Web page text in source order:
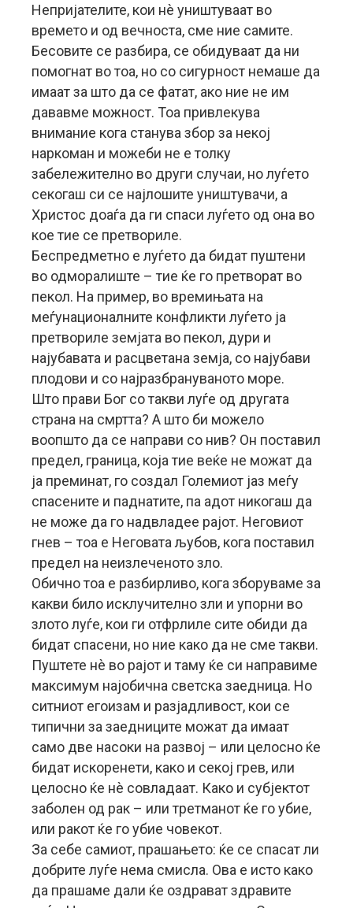
Непријателите, кои нè уништуваат во
времето и од вечноста, сме ние самите.
Бесовите се разбира, се обидуваат да ни
помогнат во тоа, но со сигурност немаше да
имаат за што да се фатат, ако ние не им
дававме можност. Тоа привлекува
внимание кога станува збор за некој
наркоман и можеби не е толку
забележително во други случаи, но луѓето
секогаш си се најлошите уништувачи, а
Христос доаѓа да ги спаси луѓето од она во
кое тие се претвориле.
Беспредметно е луѓето да бидат пуштени
во одморалиште – тие ќе го претворат во
пекол. На пример, во времињата на
меѓунационалните конфликти луѓето ја
претвориле земјата во пекол, дури и
најубавата и расцветана земја, со најубави
плодови и со најразбрануваното море.
Што прави Бог со такви луѓе од другата
страна на смртта? А што би можело
воопшто да се направи со нив? Он поставил
предел, граница, која тие веќе не можат да
ја преминат, го создал Големиот јаз меѓу
спасените и паднатите, па адот никогаш да
не може да го надвладее рајот. Неговиот
гнев – тоа е Неговата љубов, кога поставил
предел на неизлеченото зло.
Обично тоа е разбирливо, кога зборуваме за
какви било исклучително зли и упорни во
злото луѓе, кои ги отфрлиле сите обиди да
бидат спасени, но ние како да не сме такви.
Пуштете нè во рајот и таму ќе си направиме
максимум најобична светска заедница. Но
ситниот егоизам и разјадливост, кои се
типични за заедниците можат да имаат
само две насоки на развој – или целосно ќе
бидат искоренети, како и секој грев, или
целосно ќе нè совладаат. Како и субјектот
заболен од рак – или третманот ќе го убие,
или ракот ќе го убие човекот.
За себе самиот, прашањето: ќе се спасат ли
добрите луѓе нема смисла. Ова е исто како
да прашаме дали ќе оздрават здравите